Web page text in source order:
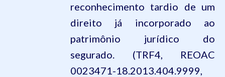
reconhecimento tardio de um
direito já incorporado ao
patrimônio jurídico do
segurado. (TRF4, REOAC
0023471-18.2013.404.9999,